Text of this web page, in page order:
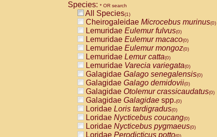
Species: * OR search
All Species(1)
Cheirogaleidae Microcebus murinus(0)
Lemuridae Eulemur fulvus(0)
Lemuridae Eulemur macaco(0)
Lemuridae Eulemur mongoz(0)
Lemuridae Lemur catta(0)
Lemuridae Varecia variegata(0)
Galagidae Galago senegalensis(0)
Galagidae Galago demidovii(0)
Galagidae Otolemur crassicaudatus(0)
Galagidae Galagidae spp.(0)
Loridae Loris tardigradus(0)
Loridae Nycticebus coucang(0)
Loridae Nycticebus pygmaeus(0)
Loridae Perodicticus potto(0)